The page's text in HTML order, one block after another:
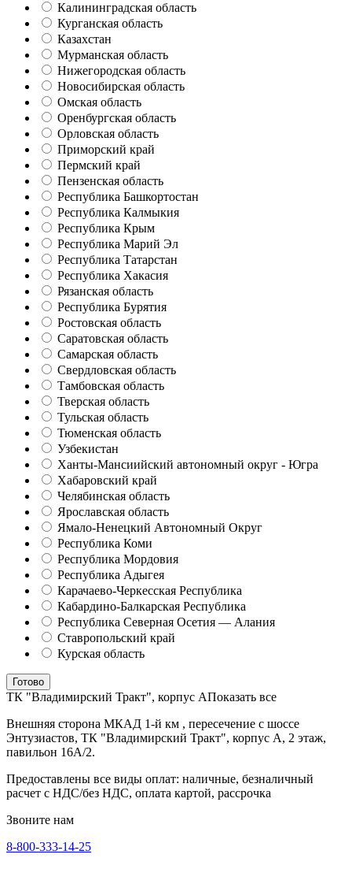
Калининградская область
Курганская область
Казахстан
Мурманская область
Нижегородская область
Новосибирская область
Омская область
Оренбургская область
Орловская область
Приморский край
Пермский край
Пензенская область
Республика Башкортостан
Республика Калмыкия
Республика Крым
Республика Марий Эл
Республика Татарстан
Республика Хакасия
Рязанская область
Республика Бурятия
Ростовская область
Саратовская область
Самарская область
Свердловская область
Тамбовская область
Тверская область
Тульская область
Тюменская область
Узбекистан
Ханты-Мансиийский автономный округ - Югра
Хабаровский край
Челябинская область
Ярославская область
Ямало-Ненецкий Автономный Округ
Республика Коми
Республика Мордовия
Республика Адыгея
Карачаево-Черкесская Республика
Кабардино-Балкарская Республика
Республика Северная Осетия — Алания
Ставропольский край
Курская область
Готово
ТК "Владимирский Тракт", корпус АПоказать все
Внешняя сторона МКАД 1-й км , пересечение с шоссе
Энтузиастов, ТК "Владимирский Тракт", корпус А, 2 этаж,
павильон 16А/2.
Предоставлены все виды оплат: наличные, безналичный
расчет с НДС/без НДС, оплата картой, рассрочка
Звоните нам
8-800-333-14-25